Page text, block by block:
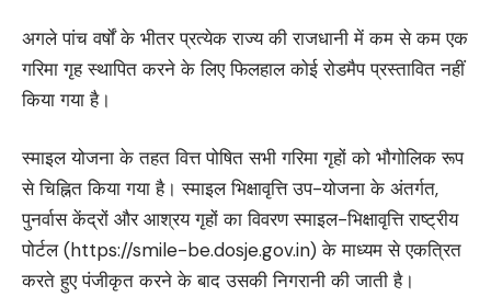
अगले पांच वर्षों के भीतर प्रत्येक राज्य की राजधानी में कम से कम एक
गरिमा गृह स्थापित करने के लिए फिलहाल कोई रोडमैप प्रस्तावित नहीं
किया गया है।
स्माइल योजना के तहत वित्त पोषित सभी गरिमा गृहों को भौगोलिक रूप
से चिह्नित किया गया है। स्माइल भिक्षावृत्ति उप-योजना के अंतर्गत,
पुनर्वास केंद्रों और आश्रय गृहों का विवरण स्माइल-भिक्षावृत्ति राष्ट्रीय
पोर्टल (https://smile-be.dosje.gov.in) के माध्यम से एकत्रित
करते हुए पंजीकृत करने के बाद उसकी निगरानी की जाती है।